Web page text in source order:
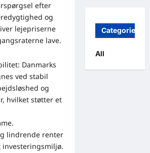
efter
og
lejepriserne
lave.
Danmarks
ved stabil
og
hvilket støtter et
lindrende renter
Categories
All